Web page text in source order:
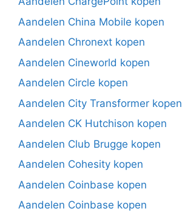
Aandelen China Mobile kopen
Aandelen Chronext kopen
Aandelen Cineworld kopen
Aandelen Circle kopen
Aandelen City Transformer kopen
Aandelen CK Hutchison kopen
Aandelen Club Brugge kopen
Aandelen Cohesity kopen
Aandelen Coinbase kopen
Aandelen Coinbase kopen